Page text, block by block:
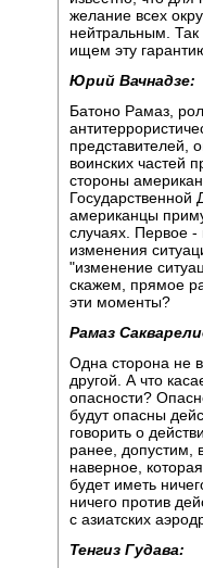
желание всех
нейтральным. Так
ищем эту
Юрий Вачнадзе:
Батоно Рамаз,
представителей,
воинских частей
стороны
американцы
случаях. Первое -
изменения
"изменение
скажем, прямое
эти моменты?
Рамаз
Одна сторона не
другой. А что
опасности?
будут опасны
говорить о
ранее, допустим,
наверное,
будет иметь
ничего против
с азиатских
Тенгиз Гудава: